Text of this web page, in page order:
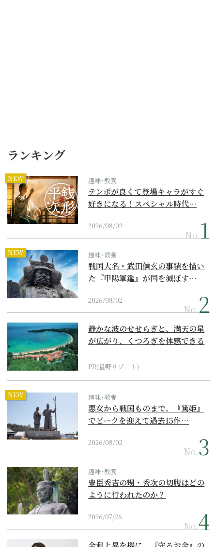
ランキング
NEW 趣味･教養
テンポが良くて登場キャラがすぐ
好きになる！スペシャル時代…
2026/08/02
No.
NEW 趣味･教養
戦国大名・武田信玄の事績を描い
た『甲陽軍鑑』が国を滅ぼす…
2026/08/02
No.
静かな波のせせらぎと、満天の星
が広がり、くつろぎを体感できる
PR(星野リゾート)
NEW 趣味･教養
悪女から戦国ものまで。『篤姫』
でピークを迎えて過去15作…
2026/08/02
No.
趣味･教養
豊臣秀吉の甥・秀次の切腹はどの
ように行われたのか？
2026/07/26
No.